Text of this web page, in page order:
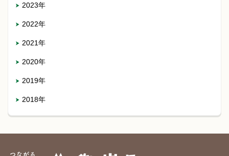
2023年
2022年
2021年
2020年
2019年
2018年